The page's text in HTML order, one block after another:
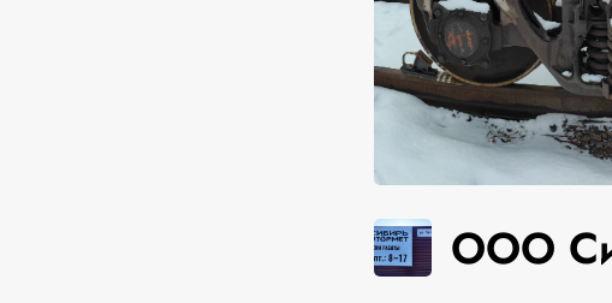
ООО